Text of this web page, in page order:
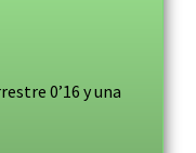
0’16 y una